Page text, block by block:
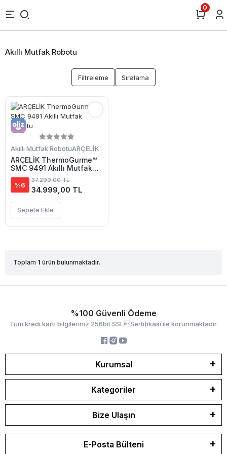
0
Akıllı Mutfak Robotu
Filtreleme Sıralama
Akıllı Mutfak RobotuARÇELİK
ARÇELİK ThermoGurme™
SMC 9491 Akıllı Mutfak
Robotu
%6
37.299,00 TL
34.999,00 TL
Sepete Ekle
Toplam 1 ürün bulunmaktadır.
%100 Güvenli Ödeme
Tüm kredi kartı bilgileriniz 256bit SSLSertifikası ile korunmaktadır.
Kurumsal
Kategoriler
Bize Ulaşın
E-Posta Bülteni